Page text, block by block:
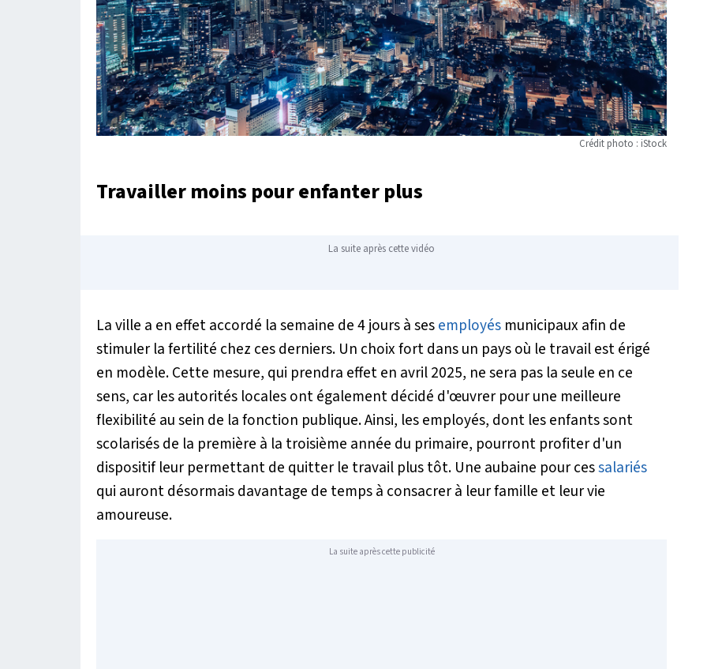
Crédit photo : iStock
Travailler moins pour enfanter plus
La suite après cette vidéo
La ville a en effet accordé la semaine de 4 jours à sesemployés municipaux afin de
stimuler la fertilité chez ces derniers. Un choix fort dans un pays où le travail est érigé
en modèle. Cette mesure, qui prendra effet en avril 2025, ne sera pas la seule en ce
sens, car les autorités locales ont également décidé d'œuvrer pour une meilleure
flexibilité au sein de la fonction publique. Ainsi, les employés, dont les enfants sont
scolarisés de la première à la troisième année du primaire, pourront profiter d'un
dispositif leur permettant de quitter le travail plus tôt. Une aubaine pour cessalariés
qui auront désormais davantage de temps à consacrer à leur famille et leur vie
amoureuse.
La suite après cette publicité